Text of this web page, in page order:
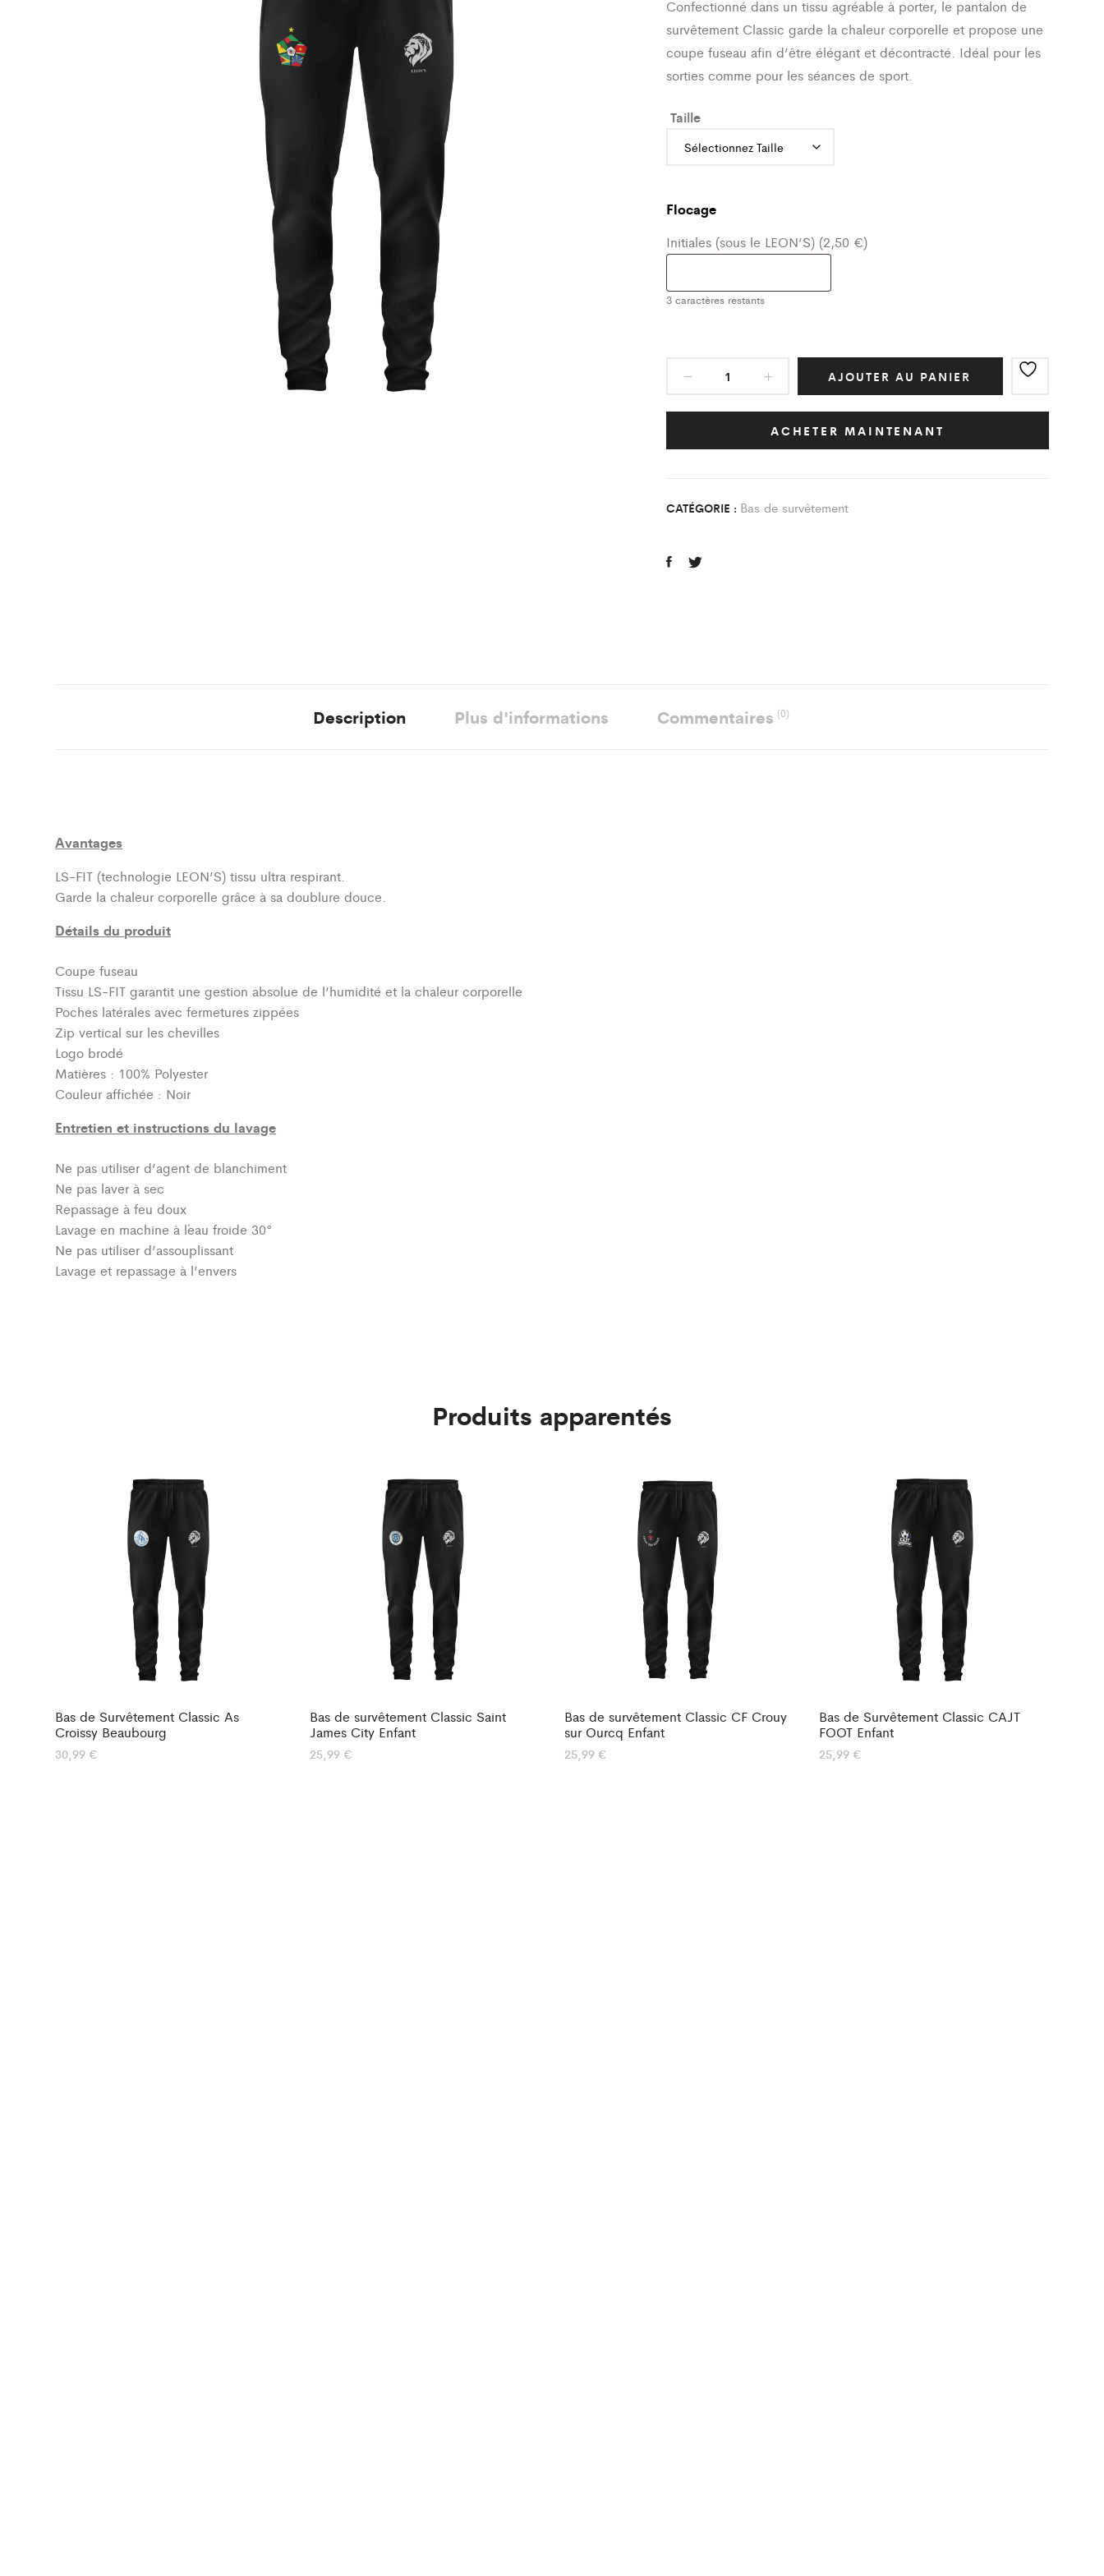
Confectionné dans un tissu agréable à porter, le pantalon de
survêtement Classic garde la chaleur corporelle et propose une
coupe fuseau afin d’être élégant et décontracté. Idéal pour les
sorties comme pour les séances de sport.
Taille
Flocage
Initiales (sous le LEON’S) (2,50 €)
3caractères restants
Survêtement
DOM-
quantity
AJOUTER AU PANIER
ACHETER MAINTENANT
CATÉGORIE : Bas de survêtement
Description Plus d'informations Commentaires(0)
Avantages
LS-FIT (technologie LEON’S)tissu ultra respirant.
Garde la chaleur corporelle grâce à sa doublure douce.
Détails du produit
Coupe fuseau
Tissu LS-FIT garantit une gestion absolue de l’humidité et la chaleur corporelle
Poches latérales avec fermetures zippées
Zip vertical sur les chevilles
Logo brodé
Matières : 100% Polyester
Couleur affichée : Noir
Entretien et instructions du lavage
Ne pas utiliser d’agent de blanchiment
Ne pas laver à sec
Repassage à feu doux
Lavage en machine à l´eau froide 30°
Ne pas utiliser d’assouplissant
Lavage et repassage à l’envers
Produits apparentés
Bas de Survêtement Classic As
Croissy Beaubourg
30,99 €
Bas de survêtement Classic Saint
James City Enfant
25,99 €
Bas de survêtement Classic CF Crouy
sur Ourcq Enfant
25,99 €
Bas de Survêtement Classic CAJT
FOOT Enfant
25,99 €